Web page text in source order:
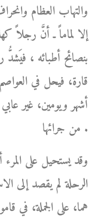
والتهاب العظام
إلا لماماً ـ أنَّ رجلاً
بنصائح أطبائه ، فيَشدُّ
قارة، فيحل في
أشهر ويومين، غير
من جرائها .
وقد يستحيل على
الرحلة لم يقصد إلى
هما، على الجملة، في